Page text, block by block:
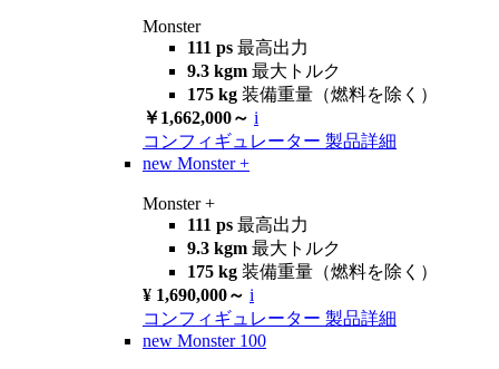
Monster
111 ps 最高出力
9.3 kgm 最大トルク
175 kg 装備重量（燃料を除く）
￥1,662,000～ i
コンフィギュレーター 製品詳細
new Monster +
Monster +
111 ps 最高出力
9.3 kgm 最大トルク
175 kg 装備重量（燃料を除く）
¥ 1,690,000～ i
コンフィギュレーター 製品詳細
new Monster 100